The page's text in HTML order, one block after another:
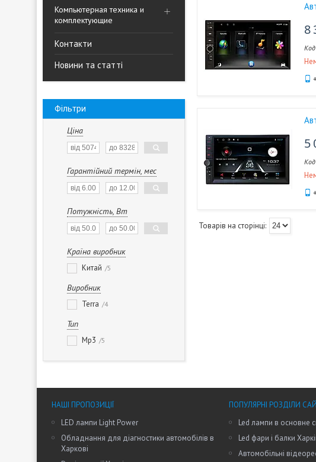
Компьютерная техника и
комплектующие
Контакти
Новини та статті
Фільтри
Ціна
Гарантійний термін, мес
Потужність, Вт
Країна виробник
Китай 5
Виробник
Terra 4
Тип
Mp3 5
8
5
НАШІ ПРОПОЗИЦІЇ
LED лампи Light Power
Обладнання для діагностики автомобілів в
Харкові
ПОПУЛЯРНІ РОЗДІЛИ
Led лампи в основне
Led фари і балки
Автомобільні